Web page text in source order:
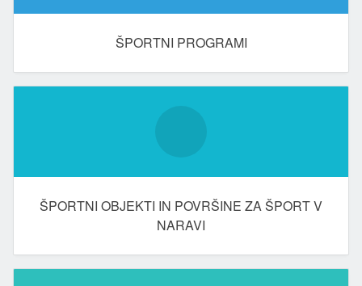
ŠPORTNI PROGRAMI
ŠPORTNI OBJEKTI IN POVRŠINE ZA ŠPORT V
NARAVI